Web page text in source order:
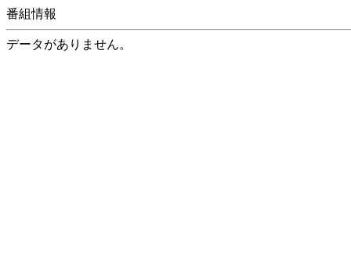
番組情報
データがありません。